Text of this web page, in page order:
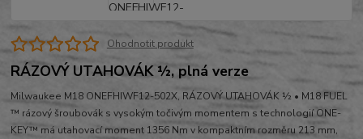
Ohodnotit produkt
RÁZOVÝ UTAHOVÁK ½, plná verze
Milwaukee M18 ONEFHIWF12-502X, RÁZOVÝ UTAHOVÁK ½ • M18 FUEL
™ rázový šroubovák s vysokým točivým momentem s technologií ONE-
KEY™ má utahovací moment 1356 Nm v kompaktním rozměru 213 mm,